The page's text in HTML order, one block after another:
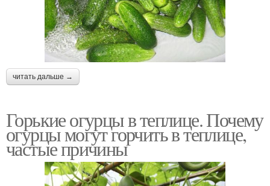
читать дальше →
Горькие огурцы в теплице. Почему
огурцы могут горчить в теплице,
частые причины